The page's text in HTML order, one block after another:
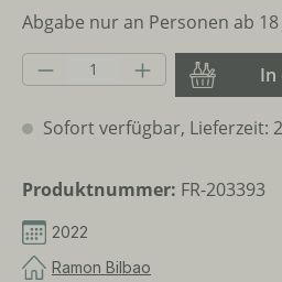
Abgabe nur an Personen ab 18
Produkt Anzahl: GibIn
Sofort verfügbar, Lieferzeit:
Produktnummer: FR-203393
2022
Ramon Bilbao